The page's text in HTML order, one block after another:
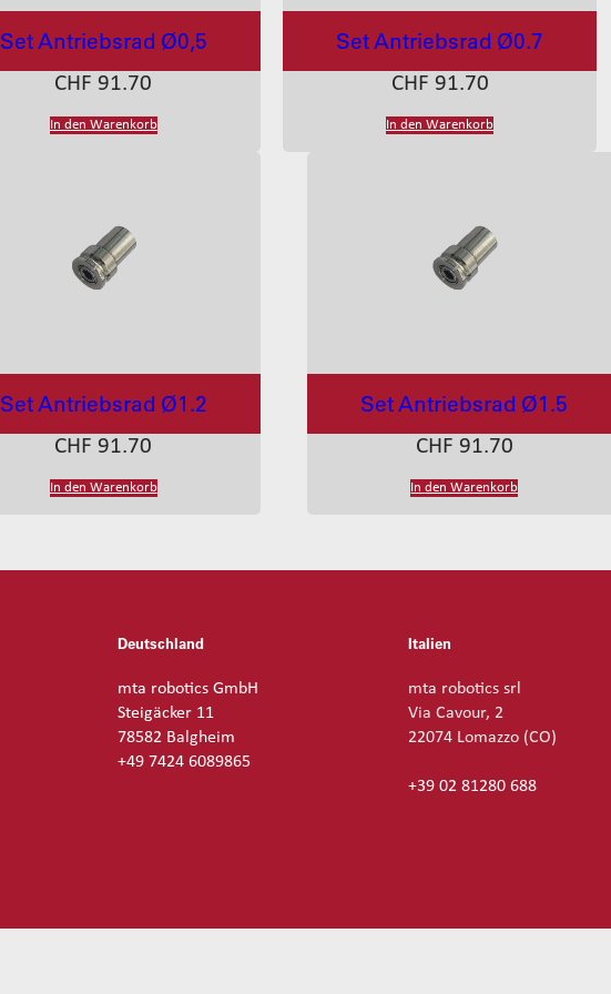
Set Antriebsrad Ø0,5
CHF 91.70
In den Warenkorb
Set Antriebsrad Ø0.7
CHF 91.70
In den Warenkorb
Set Antriebsrad Ø1.2
CHF 91.70
In den Warenkorb
Set Antriebsrad Ø1.5
CHF 91.70
In den Warenkorb
Deutschland
mta robotics GmbH
Steigäcker 11
78582 Balgheim
+49 7424 6089865
Italien
mta robotics srl
Via Cavour, 2
22074 Lomazzo (CO)
+39 02 81280 688